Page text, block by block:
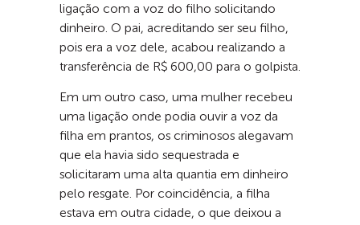
ligação com a voz do filho solicitando
dinheiro. O pai, acreditando ser seu filho,
pois era a voz dele, acabou realizando a
transferência de R$ 600,00 para o golpista.
Em um outro caso, uma mulher recebeu
uma ligação onde podia ouvir a voz da
filha em prantos, os criminosos alegavam
que ela havia sido sequestrada e
solicitaram uma alta quantia em dinheiro
pelo resgate. Por coincidência, a filha
estava em outra cidade, o que deixou a